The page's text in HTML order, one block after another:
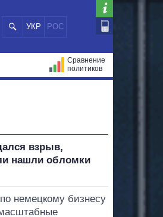
УКР РОС
Сравнение
политиков
взрыв,
нашли обломки
немецкому бизнесу